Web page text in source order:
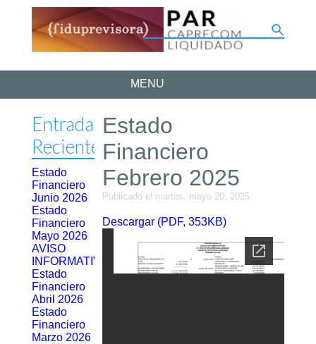
MENU
Entradas
Recientes
Estado
Financiero
Junio 2026
Estado
Financiero
Mayo 2026
AVISO
INFORMATIVO
Estado
Financiero
Abril 2026
Estado
Financiero
Marzo 2026
Estado
Financiero
Febrero 2025
Publicado el martes, mayo 20, 2025
Descargar (PDF, 353KB)